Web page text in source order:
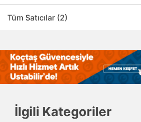
Tüm Satıcılar (2)
İlgili Kategoriler